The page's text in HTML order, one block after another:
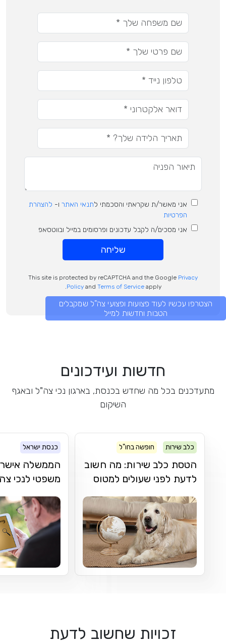
אני מאשר/ת שקראתי והסכמתי לתנאי האתר ו- להצהרת
הפרטיות
אני מסכים/ה לקבל עדכונים ופרסומים במייל ובווטסאפ
שליחה
This site is protected by reCAPTCHA and the Google Privacy
Policyand Terms of Serviceapply.
הצטרפו עכשיו לעוד פצועות ופצועי צה"ל שמקבלים
הטבות וחדשות למייל
חדשות ועידכונים
מתעדכנים בכל מה שחדש בכנסת, בארגון נכי צה"ל ובאגף
השיקום
כלב שירות חופשה בחו"ל
הטסת כלב שירות: מה חשוב
לדעת לפני שעולים למטוס
כנסת ישראל
הממשלה אישרה
משפטי לנכי
זכויות שחשוב לדעת